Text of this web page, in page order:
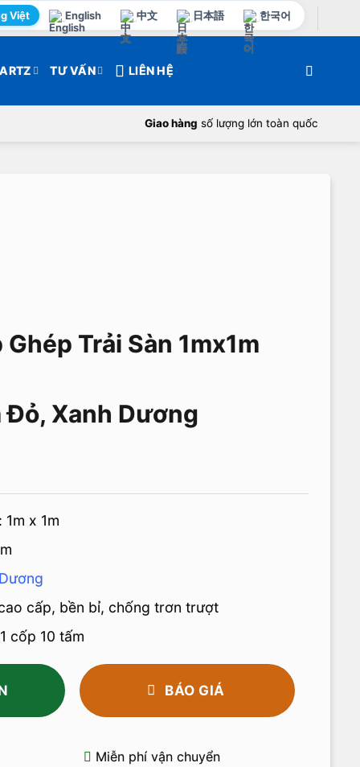
Việt English 中文 日本語 한국어
TƯ VẤN LIÊN HỆ
Giao hàng số lượng lớn toàn quốc
Trải Sàn 1mx1m
Xanh Dương
x 1m
cấp, bền bỉ, chống trơn trượt
cốp 10 tấm
BÁO GIÁ
Miễn phí vận chuyển